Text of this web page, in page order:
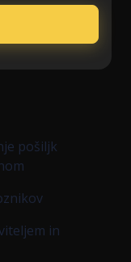
pošiljk
in